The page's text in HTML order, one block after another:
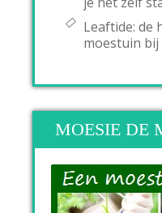
Leaftide: de
moestuin
MOESIE DE